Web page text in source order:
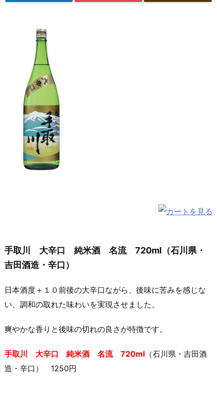
手取川 大辛口 純米酒 名流 720ml（石川県・
吉田酒造・辛口）
日本酒度＋１０前後の大辛口ながら、後味に苦みを感じな
い、調和の取れた味わいを実現させました。
爽やかな香りと後味の切れの良さが特徴です。
手取川 大辛口 純米酒 名流 720ml （石川県・吉田酒
造・辛口） 1250円